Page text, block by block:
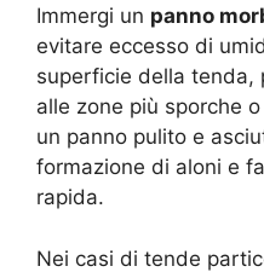
Immergi un panno
evitare eccesso di
superficie della tenda,
alle zone più sporche
un panno pulito e
formazione di aloni e
rapida.
Nei casi di tende